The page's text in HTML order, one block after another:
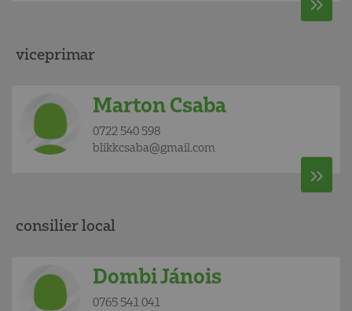
viceprimar
Marton Csaba
0722 540 598
blikkcsaba@gmail.com
consilier local
Dombi Jánois
0765 541 041